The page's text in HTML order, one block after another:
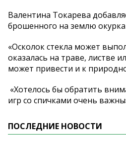
Валентина Токарева
брошенного на землю
«Осколок стекла может
оказалась на траве, листве
может привести и к
«Хотелось бы обратить
игр со спичками очень
ПОСЛЕДНИЕ НОВОСТИ